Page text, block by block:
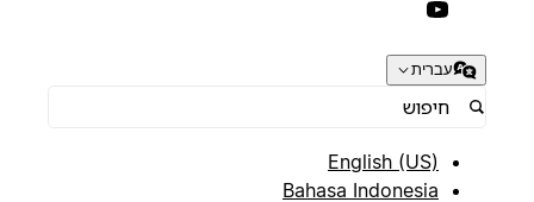
עברית
English (US)
Bahasa Indonesia